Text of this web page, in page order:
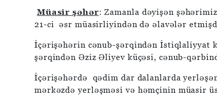
Müasir şəhər: Zamanla dəyişən
21-ci əsr müasirliyindən də əlavələr
İçərişəhərin cənub-şərqindən İstiqlaliyyat
şərqindən Əziz Əliyev küçəsi, cənub-
İçərişəhərdə qədim dar dalanlarda
mərkəzdə yerləşməsi və həmçinin müasir